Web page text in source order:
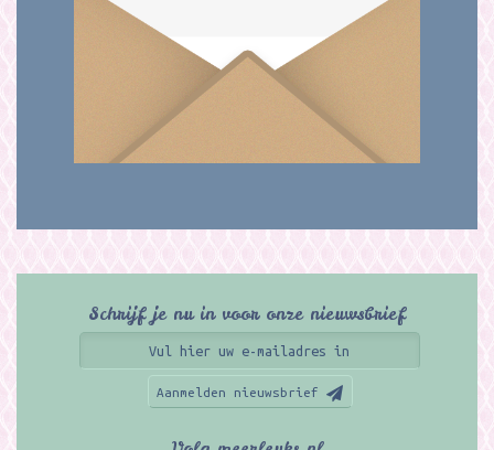
Schrijf je nu in voor onze nieuwsbrief
Aanmelden nieuwsbrief